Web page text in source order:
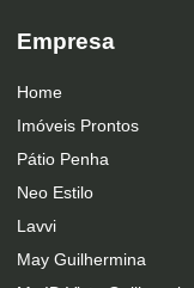
Empresa
Home
Imóveis Prontos
Pátio Penha
Neo Estilo
Lavvi
May Guilhermina